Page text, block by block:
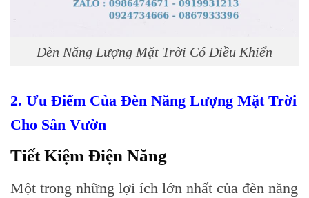
Đèn Năng Lượng Mặt Trời Có Điều Khiển
2. Ưu Điểm Của Đèn Năng Lượng Mặt Trời
Cho Sân Vườn
Tiết Kiệm Điện Năng
Một trong những lợi ích lớn nhất của đèn năng